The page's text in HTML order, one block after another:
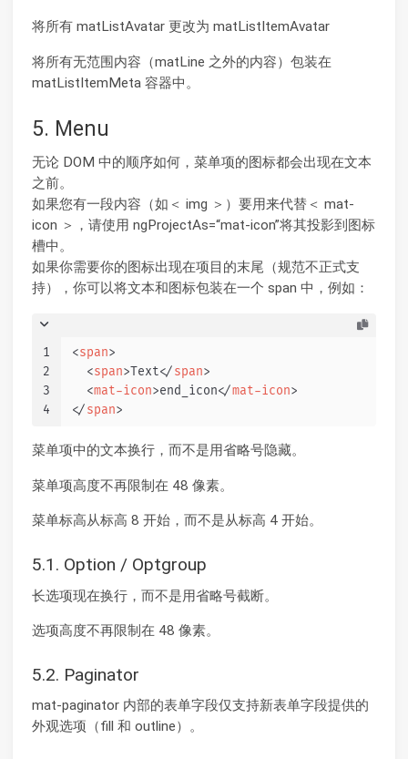
将所有 matListAvatar 更改为 matListItemAvatar
将所有无范围内容（matLine 之外的内容）包装在
matListItemMeta 容器中。
5. Menu
无论 DOM 中的顺序如何，菜单项的图标都会出现在文本
之前。
如果您有一段内容（如＜ img ＞）要用来代替＜ mat-
icon ＞，请使用 ngProjectAs=“mat-icon”将其投影到图标
槽中。
如果你需要你的图标出现在项目的末尾（规范不正式支
持），你可以将文本和图标包装在一个 span 中，例如：
1
2
3
4
<span>
<span>Text</span>
<mat-icon>end_icon</mat-icon>
</span>
菜单项中的文本换行，而不是用省略号隐藏。
菜单项高度不再限制在 48 像素。
菜单标高从标高 8 开始，而不是从标高 4 开始。
5.1. Option / Optgroup
长选项现在换行，而不是用省略号截断。
选项高度不再限制在 48 像素。
5.2. Paginator
mat-paginator 内部的表单字段仅支持新表单字段提供的
外观选项（fill 和 outline）。